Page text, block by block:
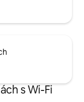
s Wi-Fi